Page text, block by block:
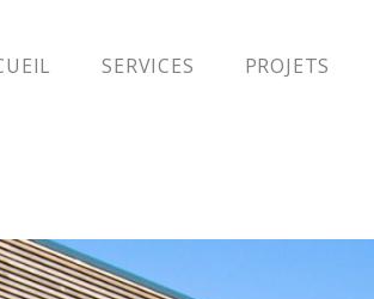
SERVICES PROJETS